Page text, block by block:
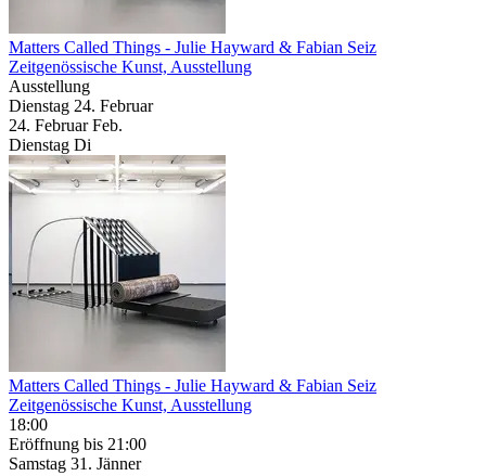
Matters Called Things - Julie Hayward & Fabian Seiz
Zeitgenössische Kunst, Ausstellung
Ausstellung
Dienstag 24. Februar
24. Februar Feb.
Dienstag Di
Matters Called Things - Julie Hayward & Fabian Seiz
Zeitgenössische Kunst, Ausstellung
18:00
Eröffnung bis 21:00
Samstag 31. Jänner